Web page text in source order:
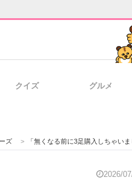
クイズ グルメ
ズ > 「無くなる前に3足購入しちゃいました！」 GUの“サンダルみた
2026/